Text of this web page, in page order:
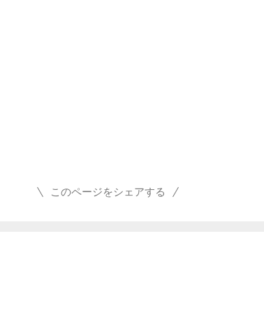
このページをシェアする